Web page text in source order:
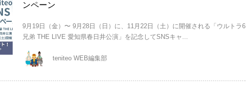
ンペーン
9月19日（金）〜 9月28日（日）に、11月22日（土）に開催される「ウルトラ6
兄弟 THE LIVE 愛知県春日井公演」を記念してSNSキャ...
teniteo WEB編集部